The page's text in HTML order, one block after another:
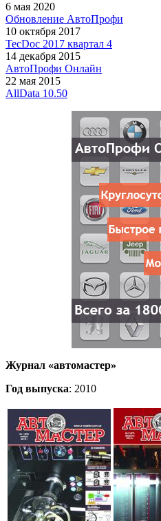
6 мая 2020
Обновление АвтоПрофи
10 октября 2017
TecDoc 2017 квартал 4
14 декабря 2015
АвтоПрофи Онлайн
22 мая 2015
AllData 10.50
Журнал «автомастер»
Год выпуска: 2010